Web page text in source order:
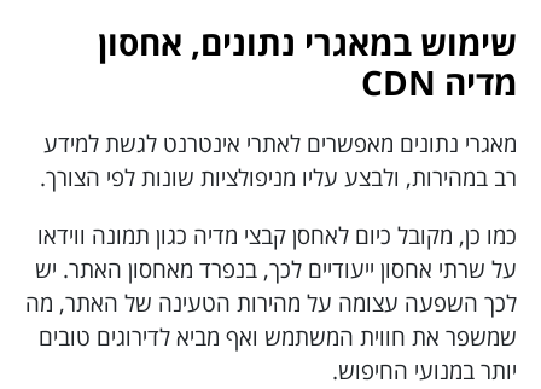
שימוש במאגרי נתונים, אחסון
מדיה CDN
מאגרי נתונים מאפשרים לאתרי אינטרנט לגשת למידע
רב במהירות, ולבצע עליו מניפולציות שונות לפי הצורך.
כמו כן, מקובל כיום לאחסן קבצי מדיה כגון תמונה ווידאו
על שרתי אחסון ייעודיים לכך, בנפרד מאחסון האתר. יש
לכך השפעה עצומה על מהירות הטעינה של האתר, מה
שמשפר את חווית המשתמש ואף מביא לדירוגים טובים
יותר במנועי החיפוש.